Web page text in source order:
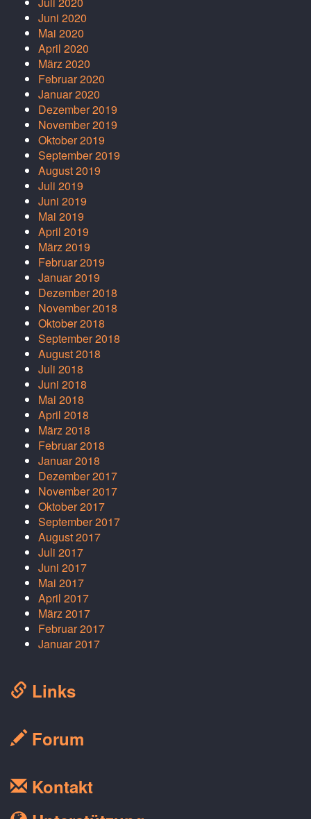
Juni 2020
Mai 2020
April 2020
März 2020
Februar 2020
Januar 2020
Dezember 2019
November 2019
Oktober 2019
September 2019
August 2019
Juli 2019
Juni 2019
Mai 2019
April 2019
März 2019
Februar 2019
Januar 2019
Dezember 2018
November 2018
Oktober 2018
September 2018
August 2018
Juli 2018
Juni 2018
Mai 2018
April 2018
März 2018
Februar 2018
Januar 2018
Dezember 2017
November 2017
Oktober 2017
September 2017
August 2017
Juli 2017
Juni 2017
Mai 2017
April 2017
März 2017
Februar 2017
Januar 2017
Links
Forum
Kontakt